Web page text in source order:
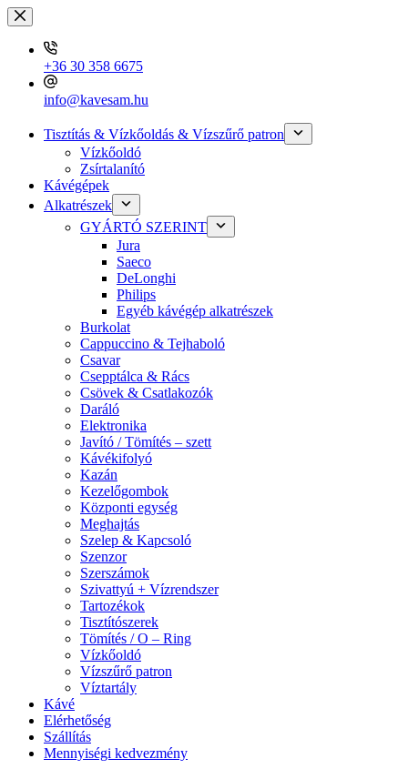
Skip
to
content
+36 30 358 6675
info@kavesam.hu
Tisztítás & Vízkőoldás & Vízszűrő patron
Vízkőoldó
Zsírtalanító
Kávégépek
Alkatrészek
GYÁRTÓ SZERINT
Jura
Saeco
DeLonghi
Philips
Egyéb kávégép alkatrészek
Burkolat
Cappuccino & Tejhaboló
Csavar
Csepptálca & Rács
Csövek & Csatlakozók
Daráló
Elektronika
Javító / Tömítés – szett
Kávékifolyó
Kazán
Kezelőgombok
Központi egység
Meghajtás
Szelep & Kapcsoló
Szenzor
Szerszámok
Szivattyú + Vízrendszer
Tartozékok
Tisztítószerek
Tömítés / O – Ring
Vízkőoldó
Vízszűrő patron
Víztartály
Kávé
Elérhetőség
Szállítás
Mennyiségi kedvezmény